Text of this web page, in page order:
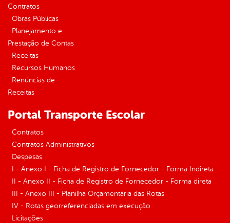
Contratos
Obras Públicas
Planejamento e
Prestação de Contas
Receitas
Recursos Humanos
Renúncias de
Receitas
Portal Transporte Escolar
Contratos
Contratos Administrativos
Despesas
I - Anexo I - Ficha de Registro de Fornecedor - Forma Indireta
II - Anexo II - Ficha de Registro de Fornecedor - Forma direta
III - Anexo III - Planilha Orçamentária das Rotas
IV - Rotas georreferenciadas em execução
Licitações